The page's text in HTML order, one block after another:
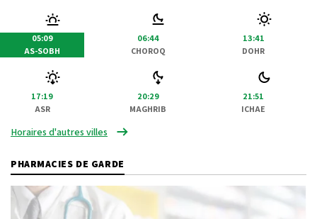
05:09
AS-SOBH
06:44
CHOROQ
13:41
DOHR
17:19
ASR
20:29
MAGHRIB
21:51
ICHAE
Horaires d'autres villes
PHARMACIES DE GARDE